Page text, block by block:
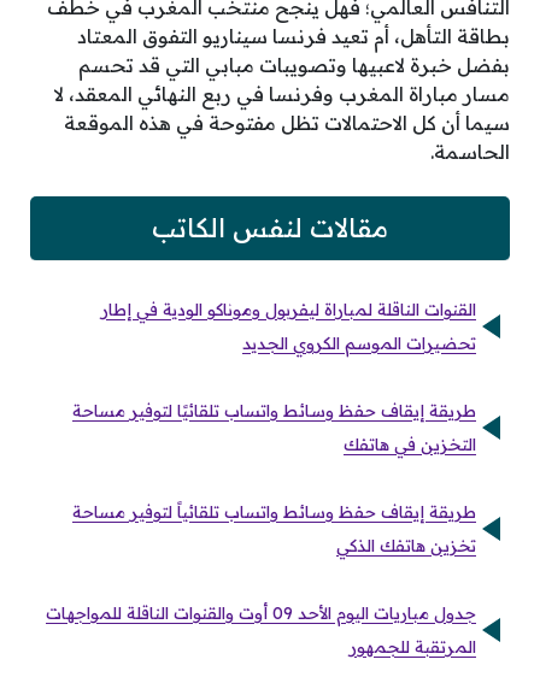
التنافس العالمي؛ فهل ينجح منتخب المغرب في خطف
بطاقة التأهل، أم تعيد فرنسا سيناريو التفوق المعتاد
بفضل خبرة لاعبيها وتصويبات مبابي التي قد تحسم
مسار مباراة المغرب وفرنسا في ربع النهائي المعقد، لا
سيما أن كل الاحتمالات تظل مفتوحة في هذه الموقعة
الحاسمة.
مقالات لنفس الكاتب
القنوات الناقلة لمباراة ليفربول وموناكو الودية في إطار
تحضيرات الموسم الكروي الجديد
طريقة إيقاف حفظ وسائط واتساب تلقائيًا لتوفير مساحة
التخزين في هاتفك
طريقة إيقاف حفظ وسائط واتساب تلقائياً لتوفير مساحة
تخزين هاتفك الذكي
جدول مباريات اليوم الأحد 09 أوت والقنوات الناقلة للمواجهات
المرتقبة للجمهور